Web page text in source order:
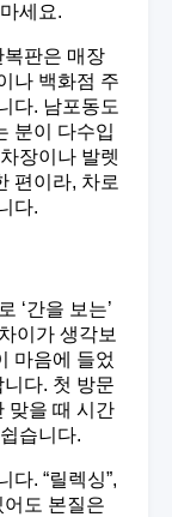
세요.
복판은 매장
나 백화점 주
다. 남포동도
분이 다수입
장이나 발렛
편이라, 차로
다.
‘간을 보는’
이가 생각보
마음에 들었
다. 첫 방문
맞을 때 시간
습니다.
다. “릴렉싱”,
어도 본질은